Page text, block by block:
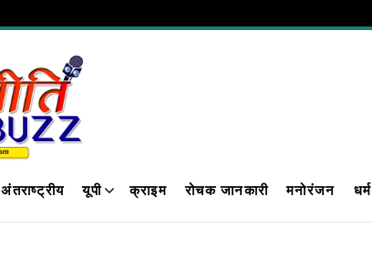
अंतराष्ट्रीय यूपी क्राइम रोचक जानकारी मनोरंजन धर्म